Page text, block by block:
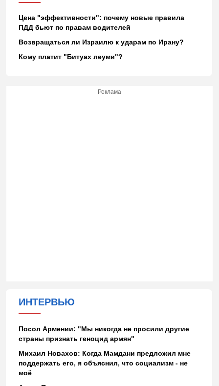
Цена "эффективности": почему новые правила
ПДД бьют по правам водителей
Возвращаться ли Израилю к ударам по Ирану?
Кому платит "Битуах леуми"?
Реклама
ИНТЕРВЬЮ
Посол Армении: "Мы никогда не просили другие
страны признать геноцид армян"
Михаил Новахов: Когда Мамдани предложил мне
поддержать его, я объяснил, что социализм - не
моё